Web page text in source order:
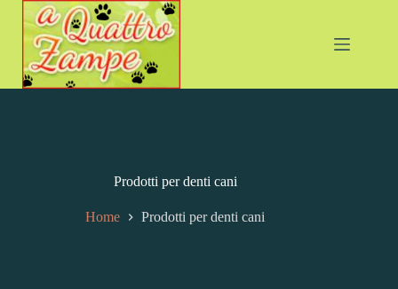
Prodotti per denti cani
Home Prodotti per denti cani